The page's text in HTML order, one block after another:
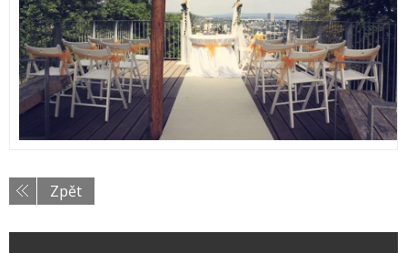
Zpět